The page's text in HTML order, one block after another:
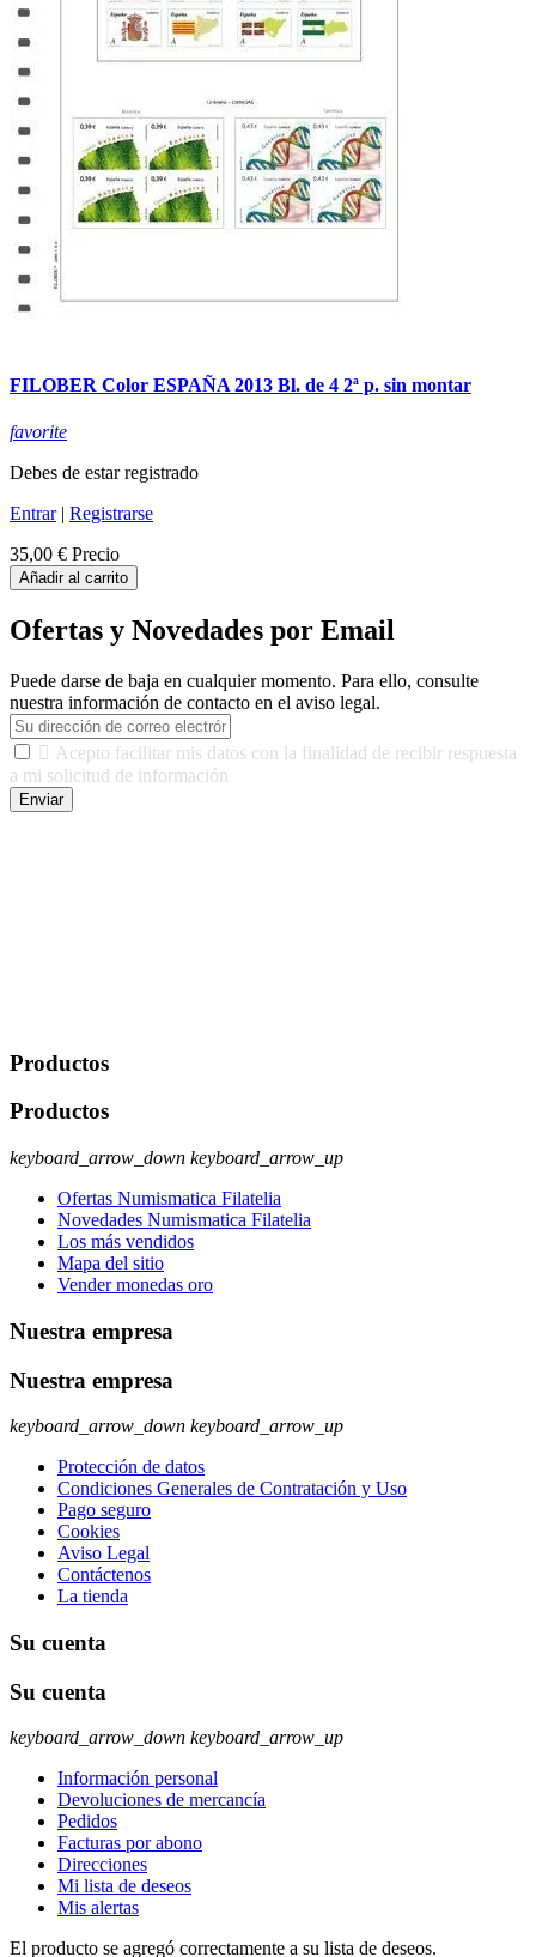
FILOBER Color ESPAÑA 2013 Bl. de 4 2ª p. sin montar
favorite
Debes de estar registrado
Entrar| Registrarse
35,00 € Precio
Añadir al carrito
Ofertas y Novedades por Email
Puede darse de baja en cualquier momento. Para ello, consulte
nuestra información de contacto en el aviso legal.
 Acepto facilitar mis datos con la finalidad de recibir respuesta
a mi solicitud de información
Enviar
Productos
Productos
keyboard_arrow_down keyboard_arrow_up
Ofertas Numismatica Filatelia
Novedades Numismatica Filatelia
Los más vendidos
Mapa del sitio
Vender monedas oro
Nuestra empresa
Nuestra empresa
keyboard_arrow_down keyboard_arrow_up
Protección de datos
Condiciones Generales de Contratación y Uso
Pago seguro
Cookies
Aviso Legal
Contáctenos
La tienda
Su cuenta
Su cuenta
keyboard_arrow_down keyboard_arrow_up
Información personal
Devoluciones de mercancía
Pedidos
Facturas por abono
Direcciones
Mi lista de deseos
Mis alertas
El producto se agregó correctamente a su lista de deseos.